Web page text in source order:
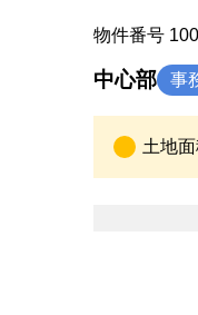
物件番号
中心部 事
土地